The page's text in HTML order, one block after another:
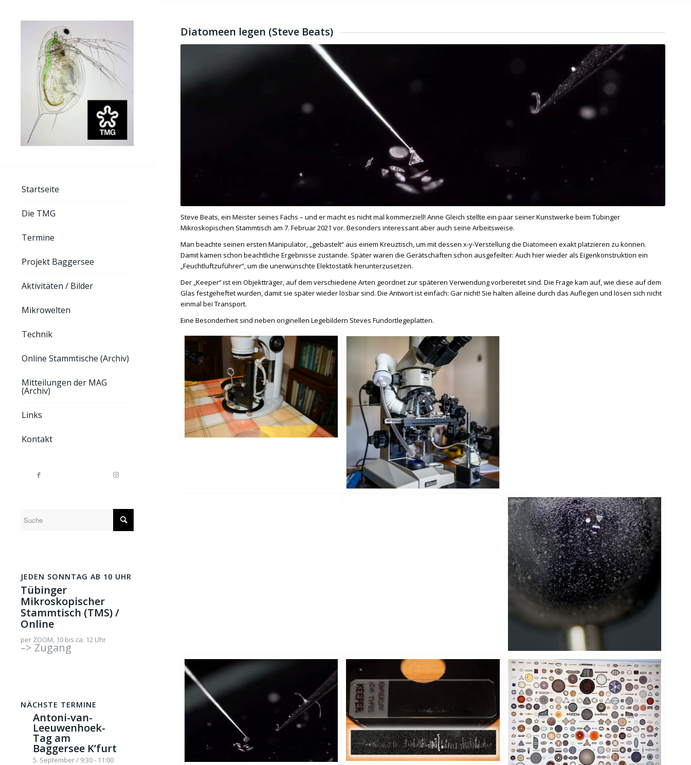
Startseite
Die TMG
Termine
Projekt Baggersee
Aktivitäten / Bilder
Mikrowelten
Technik
Online Stammtische (Archiv)
Mitteilungen der MAG
(Archiv)
Links
Kontakt
JEDEN SONNTAG AB 10 UHR
Tübinger
Mikroskopischer
Stammtisch (TMS) /
Online
per ZOOM, 10 bis ca. 12 Uhr
–> Zugang
NÄCHSTE TERMINE
Antoni-van-
Leeuwenhoek-
Tag am
Baggersee K’furt
5. September / 9:30- 11:00
Diatomeen legen (Steve Beats)
Steve Beats, ein Meister seines Fachs – und er macht es nicht mal kommerziell! Anne Gleich stellte ein paar seiner Kunstwerke beim Tübinger
Mikroskopischen Stammtisch am 7. Februar 2021 vor. Besonders interessant aber auch seine Arbeitsweise.
Man beachte seinen ersten Manipulator, „gebastelt“ aus einem Kreuztisch, um mit dessen x-y-Verstellung die Diatomeen exakt platzieren zu können.
Damit kamen schon beachtliche Ergebnisse zustande. Später waren die Gerätschaften schon ausgefeilter: Auch hier wieder als Eigenkonstruktion ein
„Feuchtluftzuführer“, um die unerwünschte Elektostatik herunterzusetzen.
Der „Keeper“ ist ein Objektträger, auf dem verschiedene Arten geordnet zur späteren Verwendung vorbereitet sind. Die Frage kam auf, wie diese auf dem
Glas festgeheftet wurden, damit sie später wieder lösbar sind. Die Antwort ist einfach: Gar nicht! Sie halten alleine durch das Auflegen und lösen sich nicht
einmal bei Transport.
Eine Besonderheit sind neben originellen Legebildern Steves Fundortlegeplatten.